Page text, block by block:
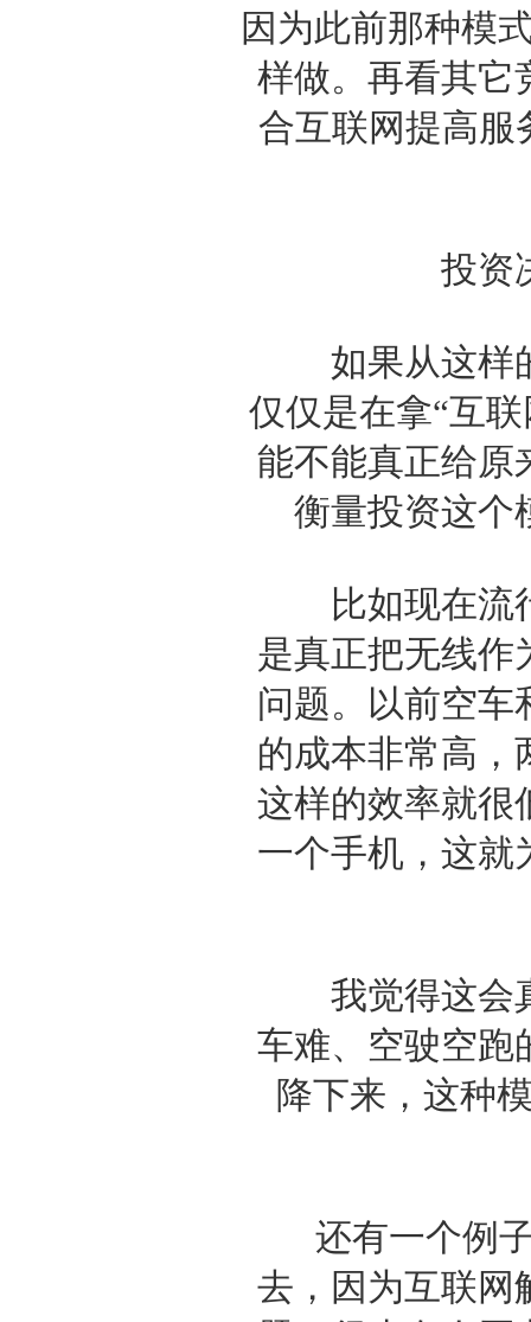
因为此前那种模
样做。再看其它
合互联网提高服
投资决
如果从这样的
仅仅是在拿“互
能不能真正给原
衡量投资这个
比如现在流行
是真正把无线作
问题。以前空车
的成本非常高，
这样的效率就很
一个手机，这就
我觉得这会真
车难、空驶空跑
降下来，这种
还有一个例子
去，因为互联网